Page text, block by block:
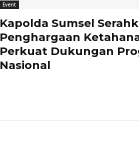
Event
Kapolda Sumsel
Penghargaan
Perkuat Dukungan
Nasional